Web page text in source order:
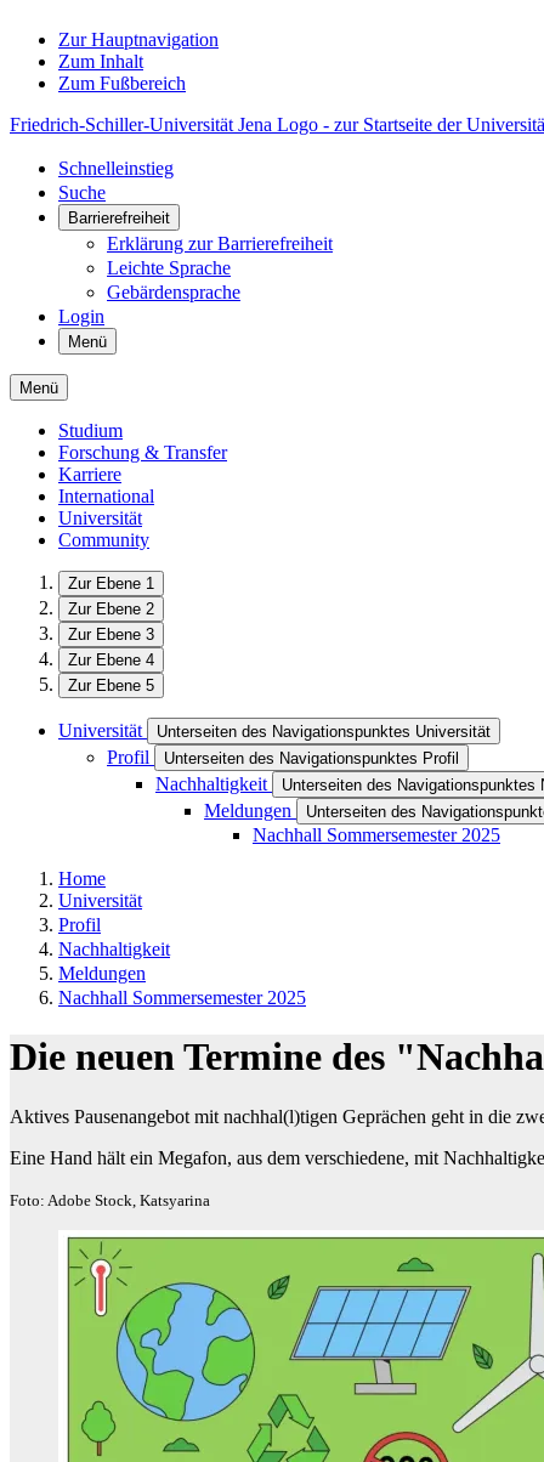
Zur Hauptnavigation
Zum Inhalt
Zum Fußbereich
Friedrich-Schiller-Universität Jena Logo - zur Startseite der
Schnelleinstieg
Suche
Barrierefreiheit
Erklärung zur Barrierefreiheit
Leichte Sprache
Gebärdensprache
Login
Menü
Menü
Studium
Forschung & Transfer
Karriere
International
Universität
Community
Zur Ebene 1
Zur Ebene 2
Zur Ebene 3
Zur Ebene 4
Zur Ebene 5
Universität Unterseiten des Navigationspunktes Universität
Profil Unterseiten des Navigationspunktes Profil
Nachhaltigkeit Unterseiten des Navigationspunktes
Meldungen Unterseiten des
Nachhall Sommersemester 2025
Home
Universität
Profil
Nachhaltigkeit
Meldungen
Nachhall Sommersemester 2025
Die neuen Termine des
Aktives Pausenangebot mit nachhal(l)tigen Geprächen geht in die
Eine Hand hält ein Megafon, aus dem verschiedene, mit
Foto: Adobe Stock, Katsyarina